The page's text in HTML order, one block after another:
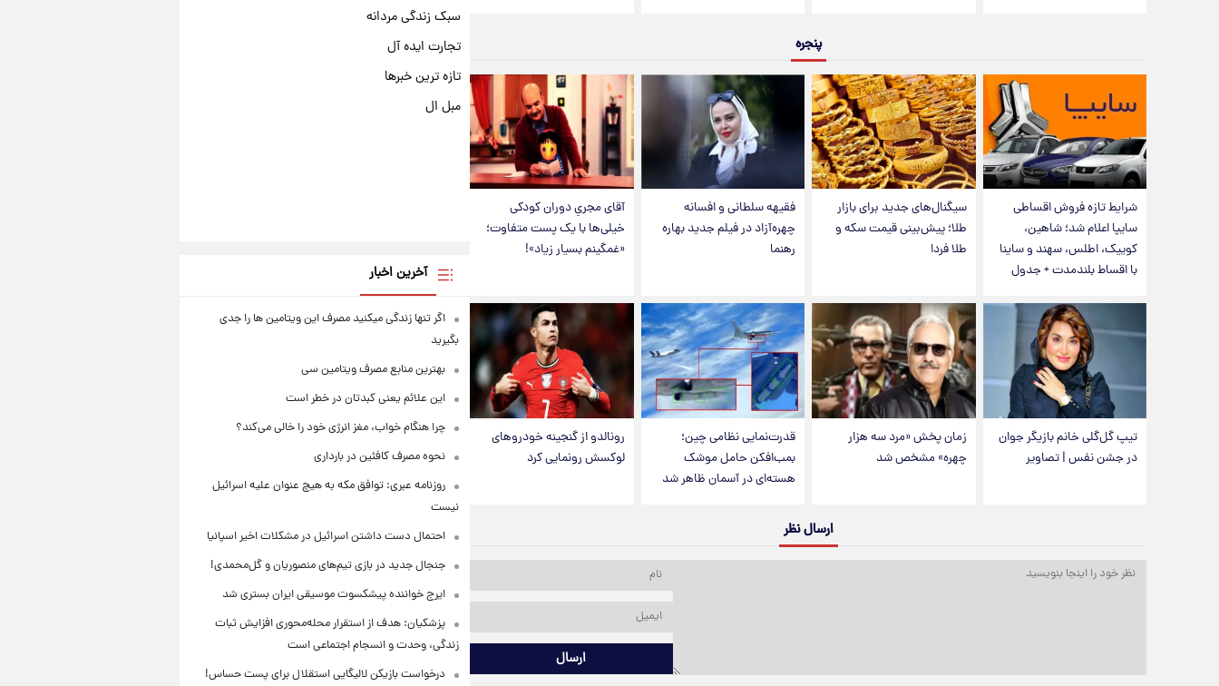
پنجره
شرایط تازه فروش اقساطی
سایپا اعلام شد؛ شاهین،
کوییک، اطلس، سهند و ساینا
با اقساط بلندمدت + جدول
سیگنال‌های جدید برای بازار
طلا؛ پیش‌بینی قیمت سکه و
طلا فردا
فقیهه سلطانی و افسانه
چهره‌آزاد در فیلم جدید بهاره
رهنما
آقای مجریِ دوران کودکی
خیلی‌ها با یک پست متفاوت؛
«غمگینم بسیار زیاد»!
تیپ گل‌گلی خانم بازیگر جوان
در جشن نفس | تصاویر
زمان پخش «مرد سه هزار
چهره» مشخص شد
قدرت‌نمایی نظامی چین؛
بمب‌افکن حامل موشک
هسته‌ای در آسمان ظاهر شد
رونالدو از گنجینه خودروهای
لوکسش رونمایی کرد
ارسال نظر
ارسال
سبک زندگی مردانه
تجارت ایده آل
تازه ترین خبرها
مبل ال
آخرین اخبار
اگر تنها زندگی میکنید مصرف این ویتامین ها را جدی
بگیرید
بهترین منابع مصرف ویتامین سی
این علائم یعنی کبدتان در خطر است
چرا هنگام خواب، مغز انرژی خود را خالی می‌کند؟
نحوه مصرف کافئین در بارداری
روزنامه عبری: توافق مکه به هیچ عنوان علیه اسرائیل
نیست
احتمال دست داشتن اسرائیل در مشکلات اخیر اسپانیا
جنجال جدید در بازی تیم‌های منصوریان و گل‌محمدی!
ایرج خواننده پیشکسوت موسیقی ایران بستری شد
پزشکیان: هدف از استقرار محله‌محوری افزایش ثبات
زندگی، وحدت و انسجام اجتماعی است
درخواست بازیکن لالیگایی استقلال برای پست حساس!